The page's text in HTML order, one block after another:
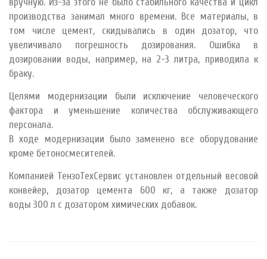
производства занимал много времени. Все материалы, в
том числе цемент, скидывались в один дозатор, что
увеличивало погрешность дозирования. Ошибка в
дозировании воды, например, на 2-3 литра, приводила к
браку.
Целями модернизации были исключение человеческого
фактора и уменьшение количества обслуживающего
персонала.
В ходе модернизации было заменено все оборудование
кроме бетоносмесителей.
Компанией ТензоТехСервис установлен отдельный весовой
конвейер, дозатор цемента 600 кг, а также дозатор
воды 300 л с дозатором химических добавок.